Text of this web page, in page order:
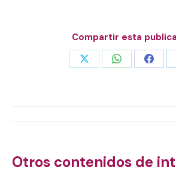
Compartir esta
Share Share Share
Otros contenidos de